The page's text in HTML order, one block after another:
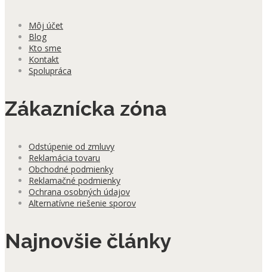
Môj účet
Blog
Kto sme
Kontakt
Spolupráca
Zákaznícka zóna
Odstúpenie od zmluvy
Reklamácia tovaru
Obchodné podmienky
Reklamačné podmienky
Ochrana osobných údajov
Alternatívne riešenie sporov
Najnovšie články